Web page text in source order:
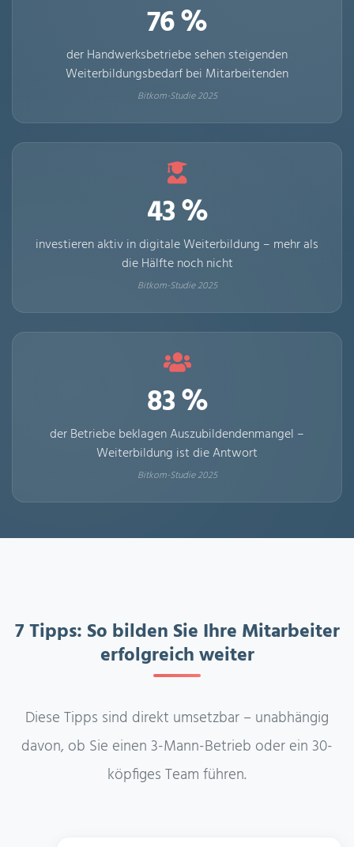
76 %
der Handwerksbetriebe sehen steigenden
Weiterbildungsbedarf bei Mitarbeitenden
Bitkom-Studie 2025
43 %
investieren aktiv in digitale Weiterbildung – mehr als
die Hälfte noch nicht
Bitkom-Studie 2025
83 %
der Betriebe beklagen Auszubildendenmangel –
Weiterbildung ist die Antwort
Bitkom-Studie 2025
7 Tipps: So bilden Sie Ihre Mitarbeiter
erfolgreich weiter
Diese Tipps sind direkt umsetzbar – unabhängig
davon, ob Sie einen 3-Mann-Betrieb oder ein 30-
köpfiges Team führen.